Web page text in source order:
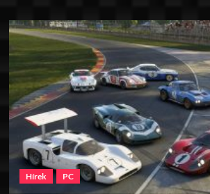
Hírek PC